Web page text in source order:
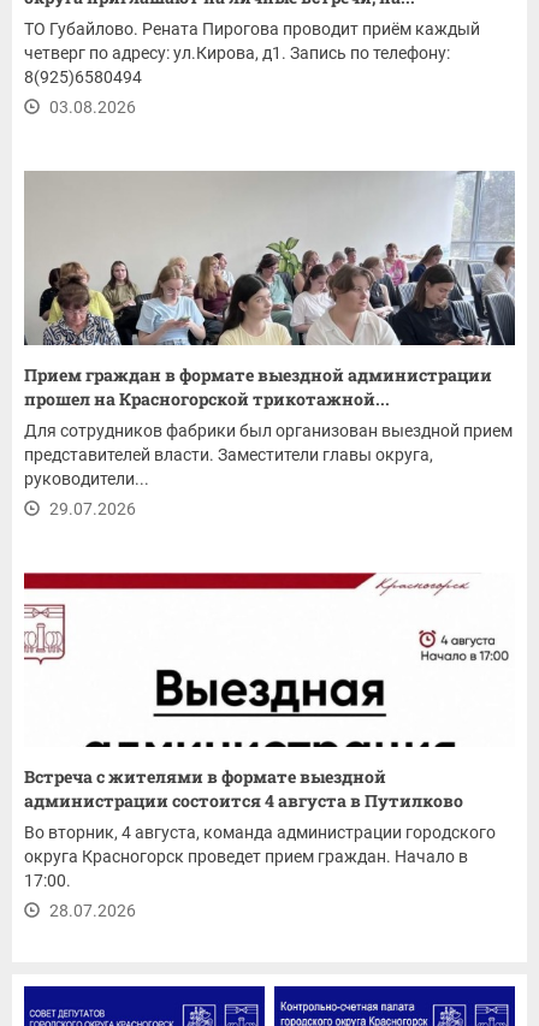
ТО Губайлово. Рената Пирогова проводит приём каждый
четверг по адресу: ул.Кирова, д1. Запись по телефону:
8(925)6580494
03.08.2026
Прием граждан в формате выездной администрации
прошел на Красногорской трикотажной...
Для сотрудников фабрики был организован выездной прием
представителей власти. Заместители главы округа,
руководители...
29.07.2026
Встреча с жителями в формате выездной
администрации состоится 4 августа в Путилково
Во вторник, 4 августа, команда администрации городского
округа Красногорск проведет прием граждан. Начало в
17:00.
28.07.2026